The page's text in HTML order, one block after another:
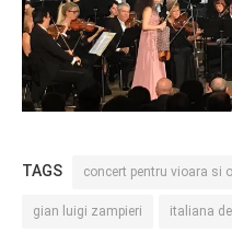
TAGS concert pentru vioara si
gian luigi zampieri italiana